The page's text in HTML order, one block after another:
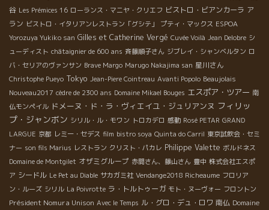
谷 Les Prémices 16 ローランス・マニヤ・クリエフ ビストロ・ビアンカーラ ア
ラン ビストロ・イタリアンレストラン「グシテ」 プティ・マックス ESPOA
Yorozuya Yukiko san Gilles et Catherine Vergé Cuvée Voilà Jean Delobre シ
ューディスト châtaignier de 600 ans 斉藤順子さん ジブレイ・シャンベルタン ロ
バ・セリアのヴァンサン Brave Margo Marugo Nakajima san 星川さん
Christophe Pueyo Tokyo Jean-Piere Cointreau Avanti Popolo Beaujolais
Nouveau2017 cèdre de 2300 ans Domaine Mikael Bouges エスポア・ツアー 南
仏モンペイル ドメーヌ・ド・ラ・ヴィエイユ・ジュリアンヌ フィリッ
プ・ジャンボン シリル・ル・モワン トロカデロ 感動 Rosé PETAR GRAND
LARGUE 京都 レミー・セデス film bistro soya Quinta do Carril 東京試飲会・セミ
ナー son fils Marius レストラン クリスト・パカレ Philippe Valette ボルドネス
Domaine de Montgilet オザミグループ 赤間さん、藤山さん 豊中 株式会社エスポ
ア シードル Le Pet au Diable サカガミ社 Vendange2018 Richeaume フロリア
ン・ルーズ シリル La Poivrotte ラ・トルトゥーガ モト・ヌーヴォー フロントン
Président Nomura Unison Avec le Temps ル・グロ・デュ・ロワ 南仏 Domaine